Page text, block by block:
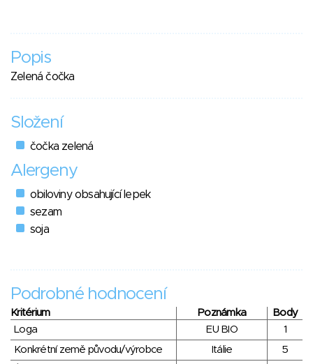
Popis
Zelená čočka
Složení
čočka zelená
Alergeny
obiloviny obsahující lepek
sezam
soja
Podrobné hodnocení
Kritérium Poznámka
Body
Loga
EU BIO
1
Konkrétní země původu/výrobce
Itálie
5